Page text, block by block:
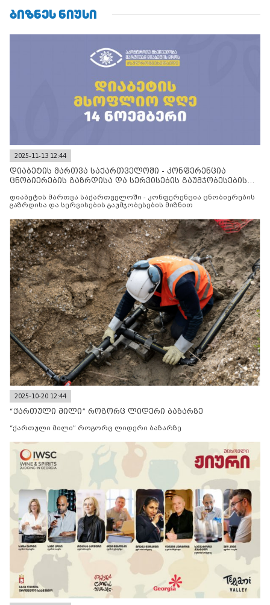
ᲑᲘᲖᲜᲔᲡ ᲜᲘᲣᲡᲘ
2025-11-13 12:44
დიაბეტის მართვა საქართველოში - კონფერენცია
ცნობიერების გაზრდისა და სერვისების გაუმჯობესების
დიაბეტის მართვა საქართველოში - კონფერენცია ცნობიერების
გაზრდისა და სერვისების გაუმჯობესების მიზნით
2025-10-20 12:44
“ქართული მილი” როგორც ლიდერი ბაზარზე
“ქართული მილი” როგორც ლიდერი ბაზარზე